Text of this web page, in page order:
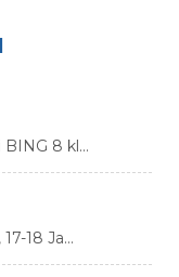
8 kl...
18 Ja...